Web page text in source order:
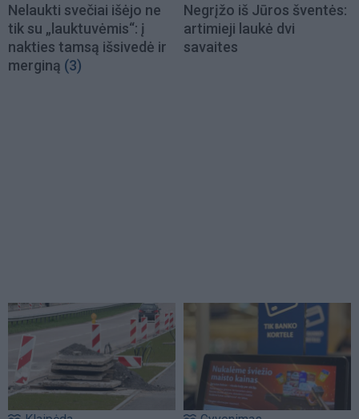
Nelaukti svečiai išėjo ne
tik su „lauktuvėmis“: į
nakties tamsą išsivedė ir
merginą (3)
Negrįžo iš Jūros šventės:
artimieji laukė dvi
savaites